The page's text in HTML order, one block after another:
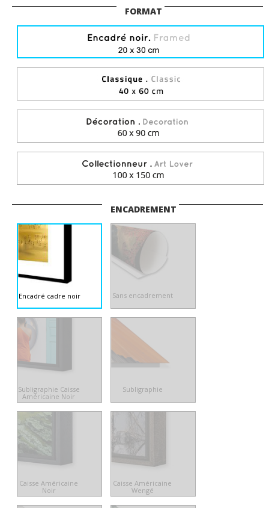
FORMAT
ENCADREMENT
Encadré cadre noir Sans encadrement
Subligraphie Caisse
Américaine Noir
Subligraphie
Caisse Américaine
Noir
Caisse Américaine
Wengé